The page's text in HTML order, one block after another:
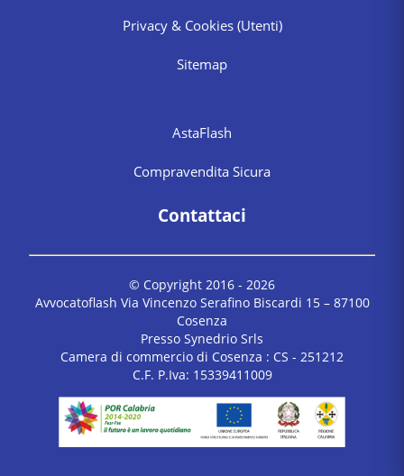
Privacy & Cookies (Utenti)
Sitemap
AstaFlash
Compravendita Sicura
Contattaci
© Copyright 2016 - 2026
Avvocatoflash Via Vincenzo Serafino Biscardi 15 – 87100
Cosenza
Presso Synedrio Srls
Camera di commercio di Cosenza : CS - 251212
C.F. P.Iva: 15339411009